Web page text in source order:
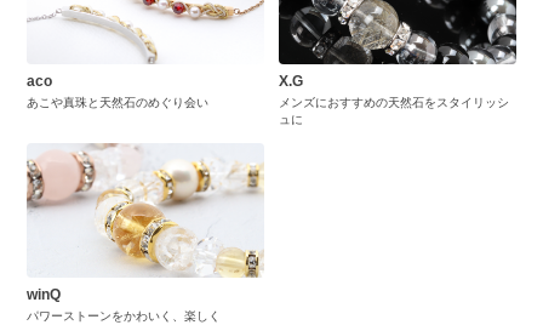
aco
あこや真珠と天然石のめぐり会い
X.G
メンズにおすすめの天然石をスタイリッシ
ュに
winQ
パワーストーンをかわいく、楽しく